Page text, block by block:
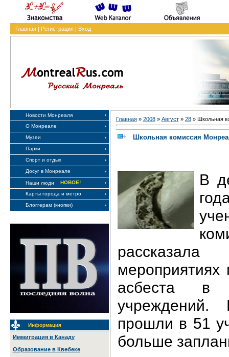
Главная| Регистрация| Вход
Новости Монреаля
О Монреале
Музеи
Парки
Спорт и отдых
Досуг в Монреале
Наши люди
НОВОЕ!
Карты города и метро
Блоггерам (кнопки)
Информация
Иммиграция в Канаду
Образование в Квебеке
Главная» 2008 » Август » 28» Школьная
Школьная комиссия
В
мероприятиях
асбеста в
прошли в 51
больше